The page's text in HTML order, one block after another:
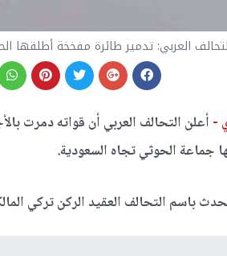
العربي: تدمير طائرة مفخخة أطلقها
- أعلن التحالف العربي أن قواته دمرت
جماعة الحوثي تجاه السعودية.
باسم التحالف العقيد الركن تركي